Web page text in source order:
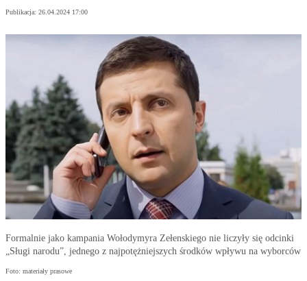
Publikacja: 26.04.2024 17:00
Formalnie jako kampania Wołodymyra Zełenskiego nie liczyły się odcinki
„Sługi narodu”, jednego z najpotężniejszych środków wpływu na wyborców
Foto: materiały prasowe